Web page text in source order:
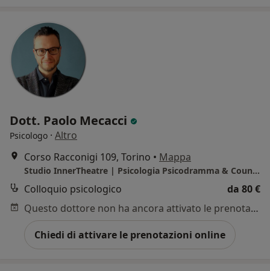
Dott. Paolo Mecacci
Psicologo · Altro
Corso Racconigi 109, Torino • Mappa
Studio InnerTheatre | Psicologia Psicodramma & Counseling | Dottor Paolo Mecacci
Colloquio psicologico
da 80 €
Questo dottore non ha ancora attivato le prenotazioni online presso questo indirizzo.
Chiedi di attivare le prenotazioni online